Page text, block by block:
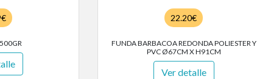
22.20€
FUNDA BARBACOA REDONDA POLIESTER Y
PVC Ø67CM X H91CM
Ver detalle